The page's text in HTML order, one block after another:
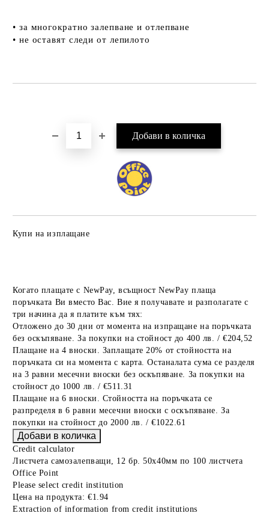
• за многократно залепване и отлепване
• не оставят следи от лепилото
Купи на изплащане
Когато плащате с NewPay, всъщност NewPay плаща
поръчката Ви вместо Вас. Вие я получавате и разполагате с
три начина да я платите към тях:
Отложено до 30 дни от момента на изпращане на поръчката
без оскъпяване. За покупки на стойност до 400 лв. / €204,52
Плащане на 4 вноски. Заплащате 20% от стойността на
поръчката си на момента с карта. Останалата сума се разделя
на 3 равни месечни вноски без оскъпяване. За покупки на
стойност до 1000 лв. / €511.31
Плащане на 6 вноски. Стойността на поръчката се
разпределя в 6 равни месечни вноски с оскъпяване. За
покупки на стойност до 2000 лв. / €1022.61
Credit calculator
Листчета самозалепващи, 12 бр. 50х40мм по 100 листчета
Office Point
Please select credit institution
Цена на продукта: €1.94
Extraction of information from credit institutions